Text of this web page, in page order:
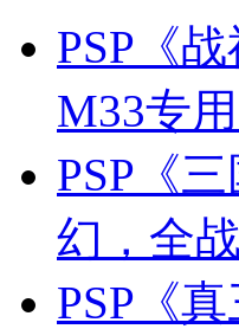
PSP《
M33专用
PSP《
幻，全
PSP《